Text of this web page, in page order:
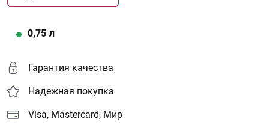
0,75 л
Гарантия качества
Надежная покупка
Visa, Mastercard, Мир